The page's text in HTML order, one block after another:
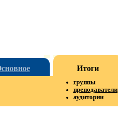
Итоги
группы
преподаватели
аудитории